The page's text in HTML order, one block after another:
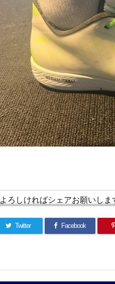
よろしければシェアお願いしま
Twitter Facebook